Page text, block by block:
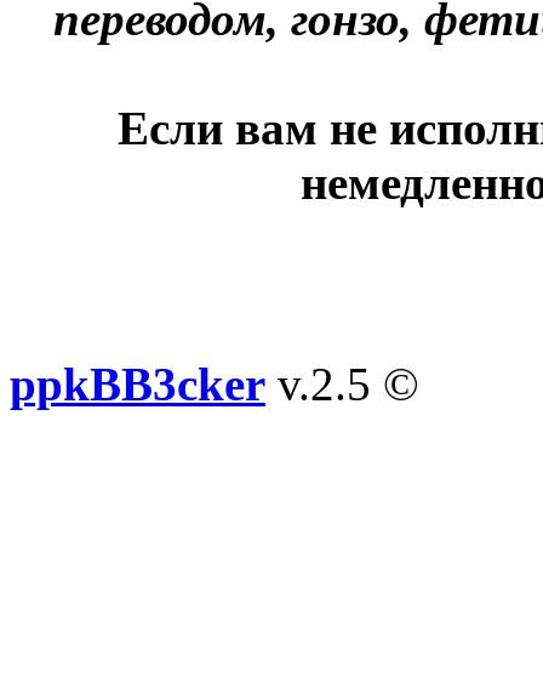
переводом, гонзо,
Если вам не
ppkBB3cker v.2.5 ©